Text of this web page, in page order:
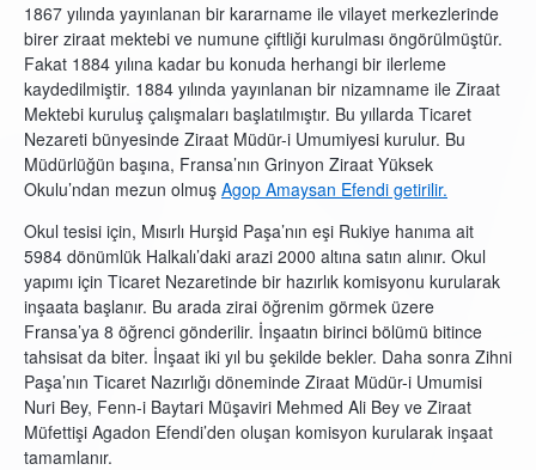
1867 yılında yayınlanan bir kararname ile vilayet merkezlerinde
birer ziraat mektebi ve numune çiftliği kurulması öngörülmüştür.
Fakat 1884 yılına kadar bu konuda herhangi bir ilerleme
kaydedilmiştir. 1884 yılında yayınlanan bir nizamname ile Ziraat
Mektebi kuruluş çalışmaları başlatılmıştır. Bu yıllarda Ticaret
Nezareti bünyesinde Ziraat Müdür-i Umumiyesi kurulur. Bu
Müdürlüğün başına, Fransa’nın Grinyon Ziraat Yüksek
Okulu’ndan mezun olmuş Agop Amaysan Efendi getirilir.
Okul tesisi için, Mısırlı Hurşid Paşa’nın eşi Rukiye hanıma ait
5984 dönümlük Halkalı’daki arazi 2000 altına satın alınır. Okul
yapımı için Ticaret Nezaretinde bir hazırlık komisyonu kurularak
inşaata başlanır. Bu arada zirai öğrenim görmek üzere
Fransa’ya 8 öğrenci gönderilir. İnşaatın birinci bölümü bitince
tahsisat da biter. İnşaat iki yıl bu şekilde bekler. Daha sonra Zihni
Paşa’nın Ticaret Nazırlığı döneminde Ziraat Müdür-i Umumisi
Nuri Bey, Fenn-i Baytari Müşaviri Mehmed Ali Bey ve Ziraat
Müfettişi Agadon Efendi’den oluşan komisyon kurularak inşaat
tamamlanır.